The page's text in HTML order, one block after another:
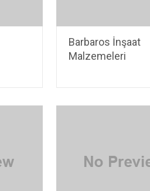
Barbaros İnşaat
Malzemeleri